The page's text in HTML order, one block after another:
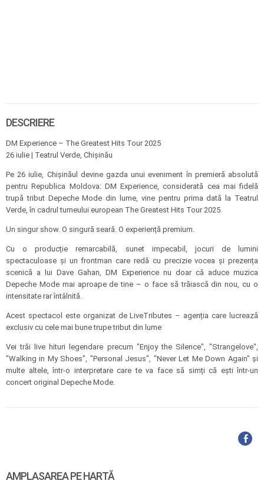
DESCRIERE
DM Experience – The Greatest Hits Tour 2025
26 iulie | Teatrul Verde, Chișinău
Pe 26 iulie, Chișinăul devine gazda unui eveniment în premieră absolută
pentru Republica Moldova: DM Experience, considerată cea mai fidelă
trupă tribut Depeche Mode din lume, vine pentru prima dată la Teatrul
Verde, în cadrul turneului european The Greatest Hits Tour 2025.
Un singur show. O singură seară. O experiență premium.
Cu o producție remarcabilă, sunet impecabil, jocuri de lumini
spectaculoase și un frontman care redă cu precizie vocea și prezența
scenică a lui Dave Gahan, DM Experience nu doar că aduce muzica
Depeche Mode mai aproape de tine – o face să trăiască din nou, cu o
intensitate rar întâlnită.
Acest spectacol este organizat de LiveTributes – agenția care lucrează
exclusiv cu cele mai bune trupe tribut din lume
Vei trăi live hituri legendare precum "Enjoy the Silence", "Strangelove",
"Walking in My Shoes", "Personal Jesus", "Never Let Me Down Again" și
multe altele, într-o interpretare care te va face să simți că ești într-un
concert original Depeche Mode.
AMPLASAREA PE HARTĂ